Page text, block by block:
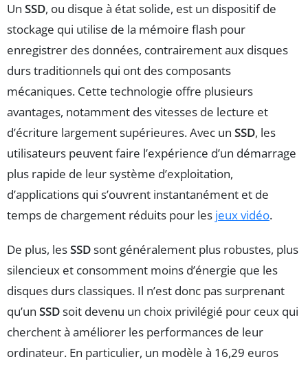
Un SSD, ou disque à état solide, est un dispositif de
stockage qui utilise de la mémoire flash pour
enregistrer des données, contrairement aux disques
durs traditionnels qui ont des composants
mécaniques. Cette technologie offre plusieurs
avantages, notamment des vitesses de lecture et
d’écriture largement supérieures. Avec un SSD, les
utilisateurs peuvent faire l’expérience d’un démarrage
plus rapide de leur système d’exploitation,
d’applications qui s’ouvrent instantanément et de
temps de chargement réduits pour les jeux vidéo.
De plus, lesSSDsont généralement plus robustes, plus
silencieux et consomment moins d’énergie que les
disques durs classiques. Il n’est donc pas surprenant
qu’un SSDsoit devenu un choix privilégié pour ceux qui
cherchent à améliorer les performances de leur
ordinateur. En particulier, un modèle à 16,29 euros